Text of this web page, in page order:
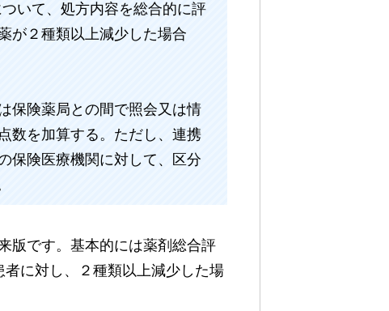
いて、処方内容を総合的に評
が２種類以上減少した場合
保険薬局との間で照会又は情
数を加算する。ただし、連携
保険医療機関に対して、区分
版です。基本的には薬剤総合評
に対し、２種類以上減少した場